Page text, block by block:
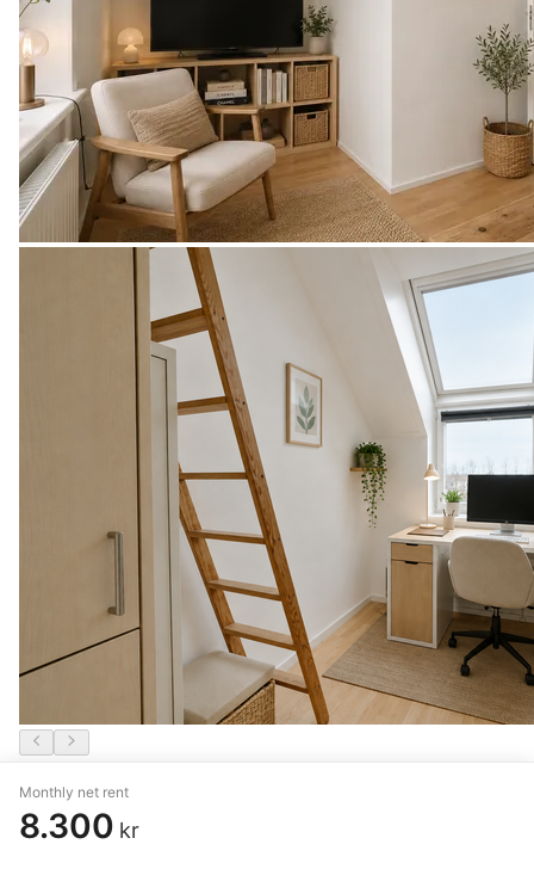
Monthly net rent
8.300 kr
4 rm. apartment of 77 m²
Aarhus N, Skejbyparken